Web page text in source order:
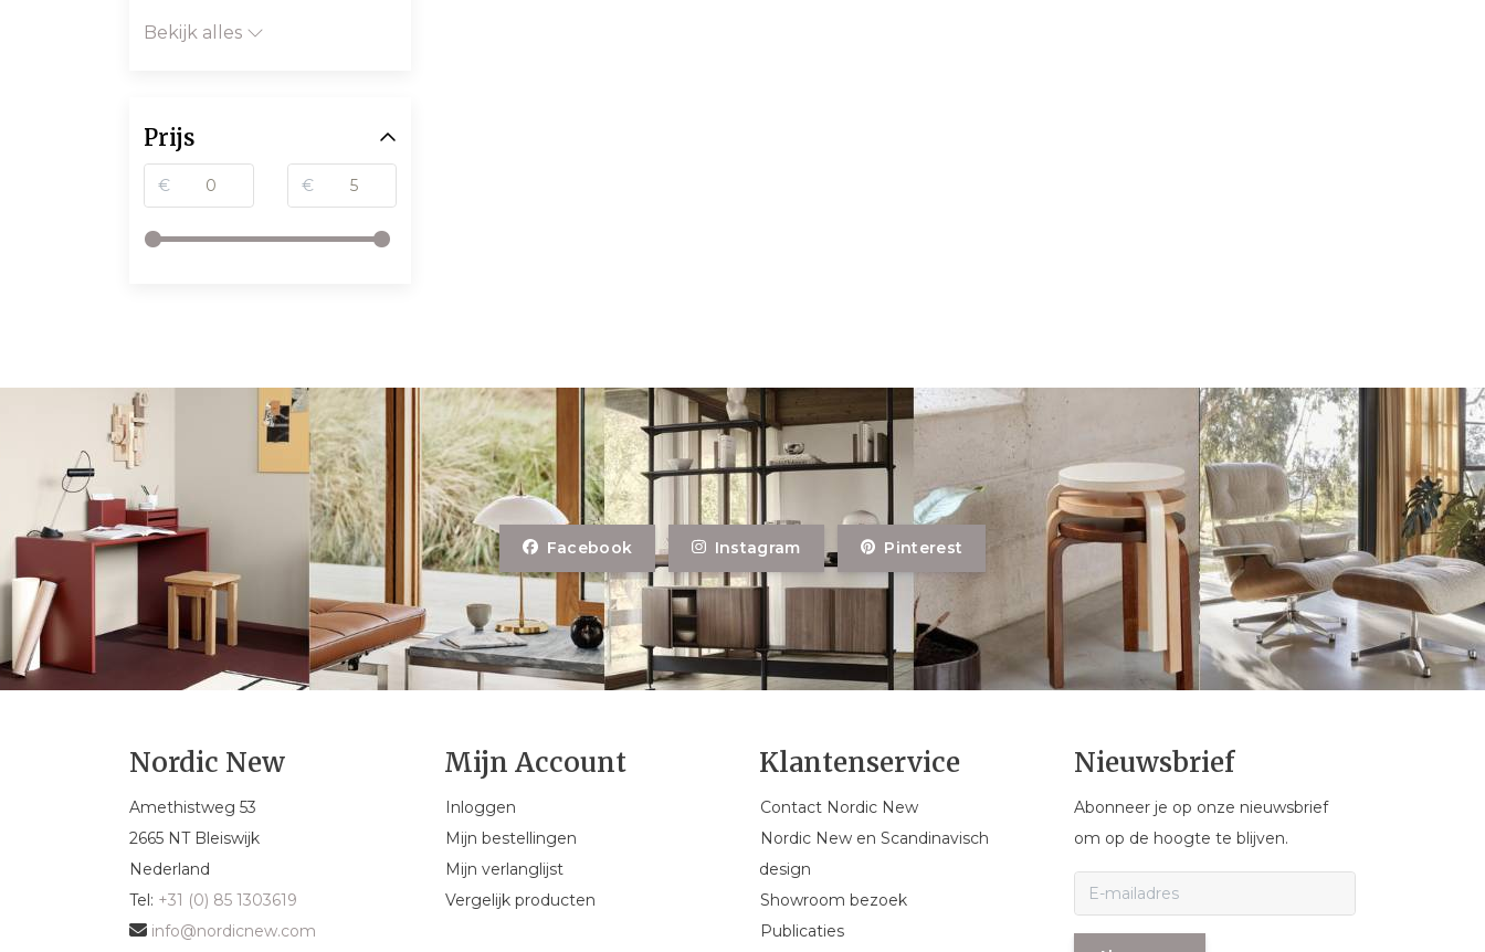
Bekijk alles
Prijs
€ €
Facebook Instagram Pinterest
Nordic New
Amethistweg 53
2665 NT Bleiswijk
Nederland
Tel: +31 (0) 85 1303619
info@nordicnew.com
Mijn Account
Inloggen
Mijn bestellingen
Mijn verlanglijst
Vergelijk producten
Klantenservice
Contact Nordic New
Nordic New en Scandinavisch
design
Showroom bezoek
Publicaties
Nieuwsbrief
Abonneer je op onze nieuwsbrief
om op de hoogte te blijven.